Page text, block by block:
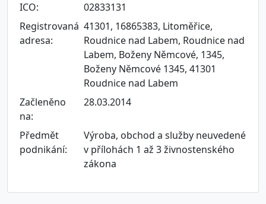
ICO:
02833131
Registrovaná
adresa:
41301, 16865383, Litoměřice,
Roudnice nad Labem, Roudnice nad
Labem, Boženy Němcové, 1345,
Boženy Němcové 1345, 41301
Roudnice nad Labem
Začleněno
na:
28.03.2014
Předmět
podnikání:
Výroba, obchod a služby neuvedené
v přílohách 1 až 3 živnostenského
zákona